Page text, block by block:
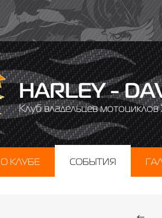
HARLEY -
Клуб владельцев
О КЛУБЕ СОБЫТИЯ